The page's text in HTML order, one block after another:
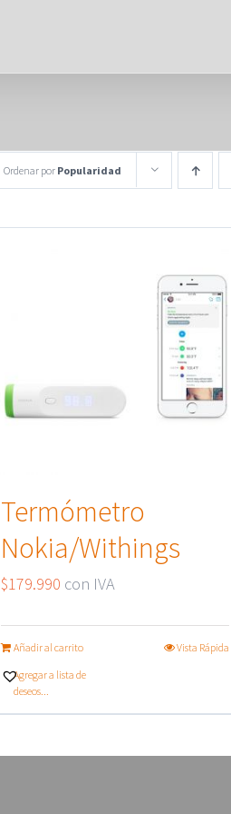
Ordenar por Popularidad
Termómetro
Nokia/Withings
$179.990 con IVA
Añadir al carrito
Vista Rápida
Agregar a lista de
deseos...